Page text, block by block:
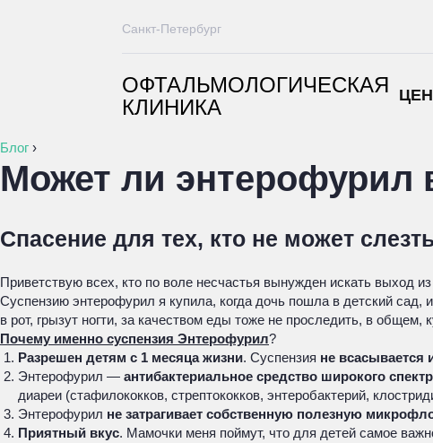
ОФТАЛЬМОЛОГИЧЕСКАЯ
КЛИНИКА
Санкт-Петербург
Блог ›
Может ли энтерофурил
Спасение для тех, кто не может
Приветствую всех, кто по воле несчастья вынужден искать выход
Суспензию энтерофурил я купила, когда дочь пошла в детский сад,
в рот, грызут ногти, за качеством еды тоже не проследить, в
Почему именно суспензия Энтерофурил?
Разрешен детям с 1 месяца жизни. Суспензия не всасывается
Энтерофурил — антибактериальное средство широкого
диареи (стафилококков, стрептококков, энтеробактерий,
Энтерофурил не затрагивает собственную полезную
Приятный вкус. Мамочки меня поймут, что для детей самое